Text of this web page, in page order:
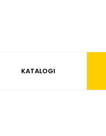
KATALOGI